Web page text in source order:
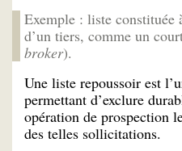
Exemple : liste constituée
d’un tiers, comme un
broker).
Une liste repoussoir est
permettant d’exclure
opération de prospection
des telles sollicitations.